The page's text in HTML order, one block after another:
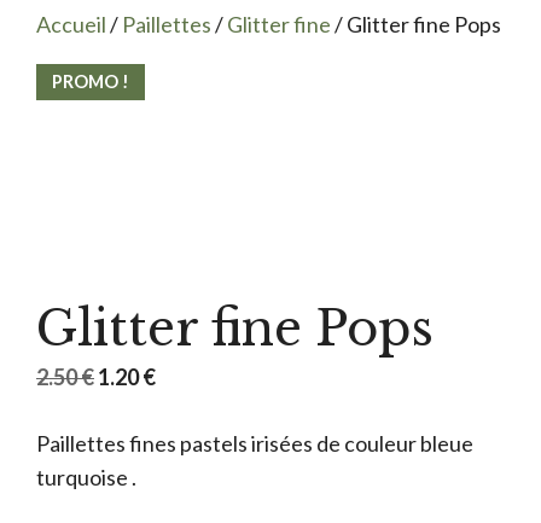
Accueil/ Paillettes/Glitter fine/ Glitter fine Pops
PROMO !
Glitter fine Pops
2.50€Le
initial
était :
1.20€Le
actuel
Paillettes fines pastels irisées de couleur bleue
turquoise .